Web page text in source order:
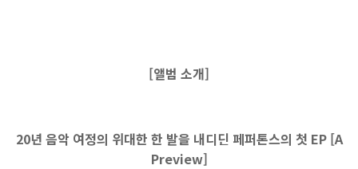
[앨범 소개]
20년 음악 여정의 위대한 한 발을 내디딘 페퍼톤스의 첫 EP [A
Preview]